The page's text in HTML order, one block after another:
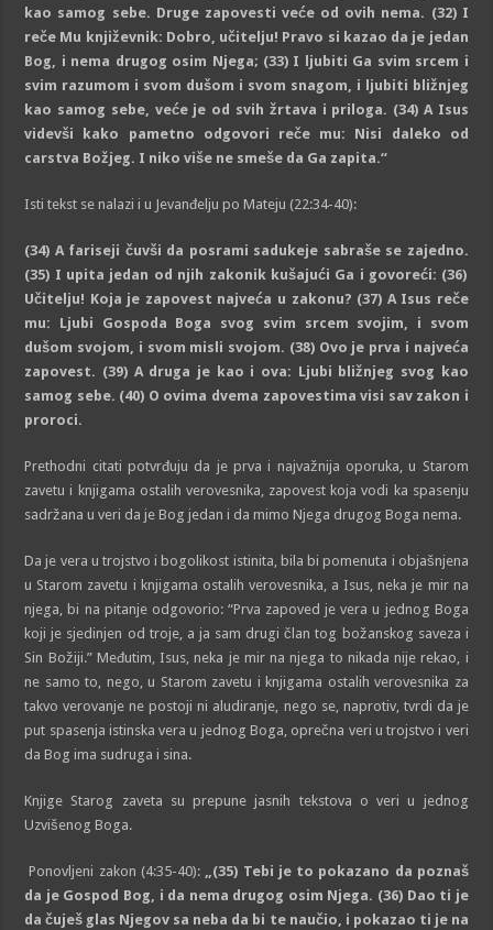
kao samog sebe. Druge zapovesti veće od ovih nema. (32) I
reče Mu književnik: Dobro, učitelju! Pravo si kazao da je jedan
Bog, i nema drugog osim Njega; (33) I ljubiti Ga svim srcem i
svim razumom i svom dušom i svom snagom, i ljubiti bližnjeg
kao samog sebe, veće je od svih žrtava i priloga. (34) A Isus
videvši kako pametno odgovori reče mu: Nisi daleko od
carstva Božjeg. I niko više ne smeše da Ga zapita.“
Isti tekst se nalazi i u Jevanđelju po Mateju (22:34-40):
(34) A fariseji čuvši da posrami sadukeje sabraše se zajedno.
(35) I upita jedan od njih zakonik kušajući Ga i govoreći: (36)
Učitelju! Koja je zapovest najveća u zakonu? (37) A Isus reče
mu: Ljubi Gospoda Boga svog svim srcem svojim, i svom
dušom svojom, i svom misli svojom. (38) Ovo je prva i najveća
zapovest. (39) A druga je kao i ova: Ljubi bližnjeg svog kao
samog sebe. (40) O ovima dvema zapovestima visi sav zakon i
proroci.
Prethodni citati potvrđuju da je prva i najvažnija oporuka, u Starom
zavetu i knjigama ostalih verovesnika, zapovest koja vodi ka spasenju
sadržana u veri da je Bog jedan i da mimo Njega drugog Boga nema.
Da je vera u trojstvo i bogolikost istinita, bila bi pomenuta i objašnjena
u Starom zavetu i knjigama ostalih verovesnika, a Isus, neka je mir na
njega, bi na pitanje odgovorio: “Prva zapoved je vera u jednog Boga
koji je sjedinjen od troje, a ja sam drugi član tog božanskog saveza i
Sin Božiji.” Međutim, Isus, neka je mir na njega to nikada nije rekao, i
ne samo to, nego, u Starom zavetu i knjigama ostalih verovesnika za
takvo verovanje ne postoji ni aludiranje, nego se, naprotiv, tvrdi da je
put spasenja istinska vera u jednog Boga, oprečna veri u trojstvo i veri
da Bog ima sudruga i sina.
Knjige Starog zaveta su prepune jasnih tekstova o veri u jednog
Uzvišenog Boga.
Ponovljeni zakon (4:35-40): „(35) Tebi je to pokazano da poznaš
da je Gospod Bog, i da nema drugog osim Njega. (36) Dao ti je
da čuješ glas Njegov sa neba da bi te naučio, i pokazao ti je na